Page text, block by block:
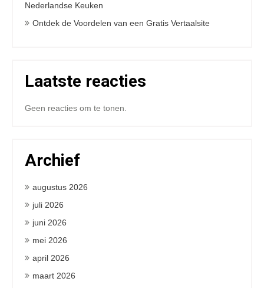
Nederlandse Keuken
Ontdek de Voordelen van een Gratis Vertaalsite
Laatste reacties
Geen reacties om te tonen.
Archief
augustus 2026
juli 2026
juni 2026
mei 2026
april 2026
maart 2026